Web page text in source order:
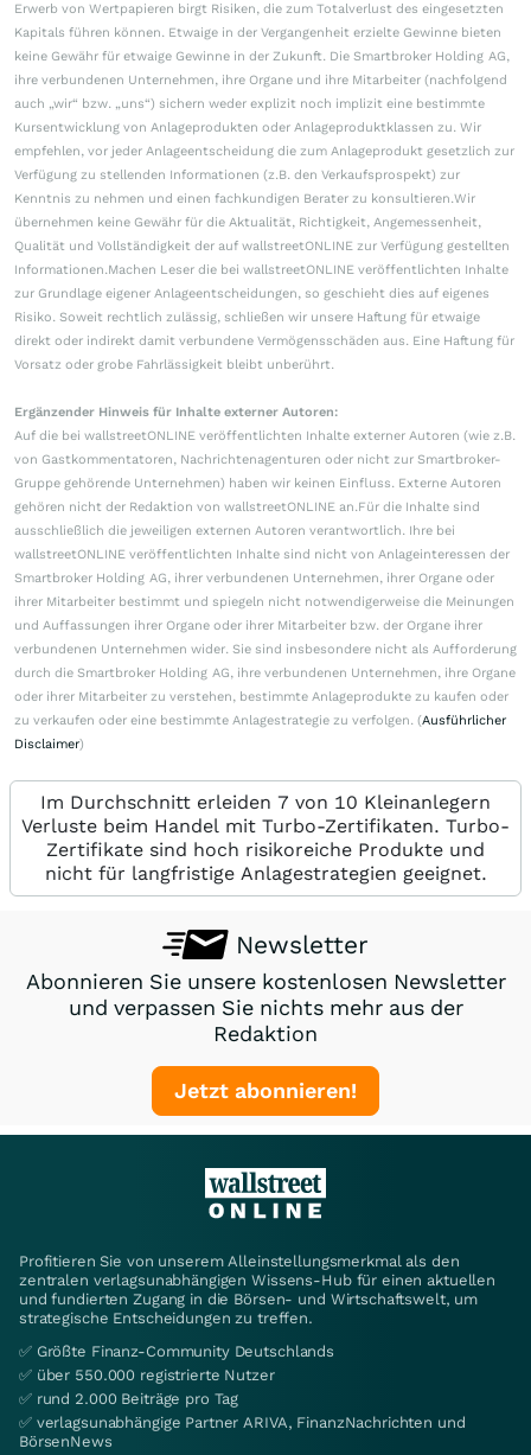
Erwerb von Wertpapieren birgt Risiken, die zum Totalverlust des eingesetzten
Kapitals führen können. Etwaige in der Vergangenheit erzielte Gewinne bieten
keine Gewähr für etwaige Gewinne in der Zukunft. Die Smartbroker Holding AG,
ihre verbundenen Unternehmen, ihre Organe und ihre Mitarbeiter (nachfolgend
auch „wir“ bzw. „uns“) sichern weder explizit noch implizit eine bestimmte
Kursentwicklung von Anlageprodukten oder Anlageproduktklassen zu. Wir
empfehlen, vor jeder Anlageentscheidung die zum Anlageprodukt gesetzlich zur
Verfügung zu stellenden Informationen (z.B. den Verkaufsprospekt) zur
Kenntnis zu nehmen und einen fachkundigen Berater zu konsultieren.Wir
übernehmen keine Gewähr für die Aktualität, Richtigkeit, Angemessenheit,
Qualität und Vollständigkeit der auf wallstreetONLINE zur Verfügung gestellten
Informationen.Machen Leser die bei wallstreetONLINE veröffentlichten Inhalte
zur Grundlage eigener Anlageentscheidungen, so geschieht dies auf eigenes
Risiko. Soweit rechtlich zulässig, schließen wir unsere Haftung für etwaige
direkt oder indirekt damit verbundene Vermögensschäden aus. Eine Haftung für
Vorsatz oder grobe Fahrlässigkeit bleibt unberührt.
Ergänzender Hinweis für Inhalte externer Autoren:
Auf die bei wallstreetONLINE veröffentlichten Inhalte externer Autoren (wie z.B.
von Gastkommentatoren, Nachrichtenagenturen oder nicht zur Smartbroker-
Gruppe gehörende Unternehmen) haben wir keinen Einfluss. Externe Autoren
gehören nicht der Redaktion von wallstreetONLINE an.Für die Inhalte sind
ausschließlich die jeweiligen externen Autoren verantwortlich. Ihre bei
wallstreetONLINE veröffentlichten Inhalte sind nicht von Anlageinteressen der
Smartbroker Holding AG, ihrer verbundenen Unternehmen, ihrer Organe oder
ihrer Mitarbeiter bestimmt und spiegeln nicht notwendigerweise die Meinungen
und Auffassungen ihrer Organe oder ihrer Mitarbeiter bzw. der Organe ihrer
verbundenen Unternehmen wider. Sie sind insbesondere nicht als Aufforderung
durch die Smartbroker Holding AG, ihre verbundenen Unternehmen, ihre Organe
oder ihrer Mitarbeiter zu verstehen, bestimmte Anlageprodukte zu kaufen oder
zu verkaufen oder eine bestimmte Anlagestrategie zu verfolgen. (Ausführlicher
Disclaimer)
Im Durchschnitt erleiden 7 von 10 Kleinanlegern
Verluste beim Handel mit Turbo-Zertifikaten. Turbo-
Zertifikate sind hoch risikoreiche Produkte und
nicht für langfristige Anlagestrategien geeignet.
Newsletter
Abonnieren Sie unsere kostenlosen Newsletter
und verpassen Sie nichts mehr aus der
Redaktion
Jetzt abonnieren!
Profitieren Sie von unserem Alleinstellungsmerkmal als den
zentralen verlagsunabhängigen Wissens-Hub für einen aktuellen
und fundierten Zugang in die Börsen- und Wirtschaftswelt, um
strategische Entscheidungen zu treffen.
✅ Größte Finanz-Community Deutschlands
✅ über 550.000 registrierte Nutzer
✅ rund 2.000 Beiträge pro Tag
✅ verlagsunabhängige Partner ARIVA, FinanzNachrichten und
BörsenNews